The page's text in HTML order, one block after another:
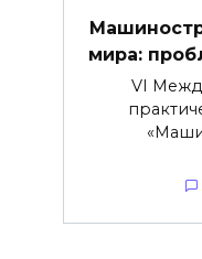
мира:
VI